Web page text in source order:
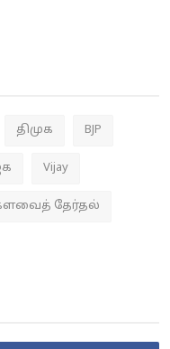
திமுக BJP
Vijay
தேர்தல்